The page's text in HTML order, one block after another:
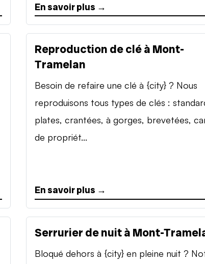
En savoir plus →
Reproduction de clé à Mont-
Tramelan
Besoin de refaire une clé à {city} ? Nous
reproduisons tous types de clés :
plates, crantées, à gorges, brevetées,
de propriét...
En savoir plus →
Serrurier de nuit à Mont-
Bloqué dehors à {city} en pleine nuit ?